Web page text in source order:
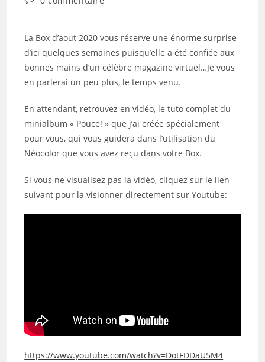
publication :
La Box d’aout 2020 vous réserve une énorme surprise
d’ici quelques semaines puisqu’elle a été confiée aux
bonnes mains d’un célèbre magazine virtuel…Je vous
en parlerai un peu plus, le temps venu.
En attendant, retrouvez en vidéo, le tuto complet du
minialbum « Pouce! » que j’ai créée spécialement
pour vous, qui vous guidera dans l’utilisation du
Néocolor que vous avez reçu dans votre Box.
Si vous ne visualisez pas la vidéo, cliquez sur le lien
suivant pour la visionner directement sur Youtube:
https://www.youtube.com/watch?v=DotFDDaU5M4